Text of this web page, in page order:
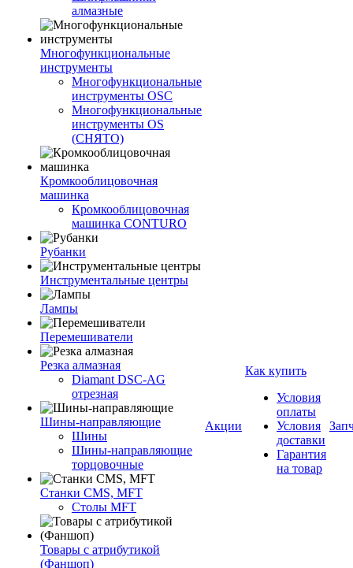
алмазные
Многофункциональные
инструменты
Многофункциональные
инструменты OSC
Многофункциональные
инструменты OS
(СНЯТО)
Кромкооблицовочная
машинка
Кромкооблицовочная
машинка CONTURO
Рубанки
Инструментальные центры
Лампы
Перемешиватели
Резка алмазная
Diamant DSC-AG
отрезная
Шины-направляющие
Шины
Шины-направляющие
торцовочные
Станки CMS, MFT
Столы MFT
Товары с атрибутикой
(Фаншоп)
Акции
Как купить
Условия
оплаты
Условия
доставки
Гарантия
на товар